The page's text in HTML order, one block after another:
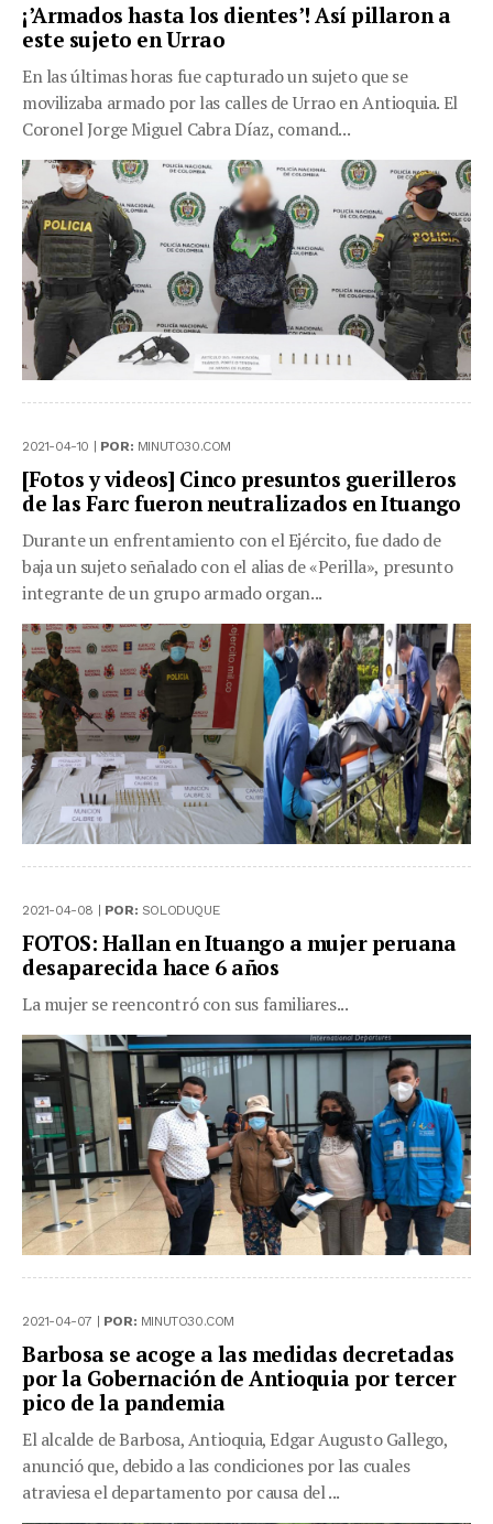
¡’Armados hasta los dientes’! Así pillaron a
este sujeto en Urrao
En las últimas horas fue capturado un sujeto que se
movilizaba armado por las calles de Urrao en Antioquia. El
Coronel Jorge Miguel Cabra Díaz, comand...
2021-04-10 | POR: MINUTO30.COM
[Fotos y videos] Cinco presuntos guerilleros
de las Farc fueron neutralizados en Ituango
Durante un enfrentamiento con el Ejército, fue dado de
baja un sujeto señalado con el alias de «Perilla», presunto
integrante de un grupo armado organ...
2021-04-08 | POR: SOLODUQUE
FOTOS: Hallan en Ituango a mujer peruana
desaparecida hace 6 años
La mujer se reencontró con sus familiares...
2021-04-07 | POR: MINUTO30.COM
Barbosa se acoge a las medidas decretadas
por la Gobernación de Antioquia por tercer
pico de la pandemia
El alcalde de Barbosa, Antioquia, Edgar Augusto Gallego,
anunció que, debido a las condiciones por las cuales
atraviesa el departamento por causa del ...